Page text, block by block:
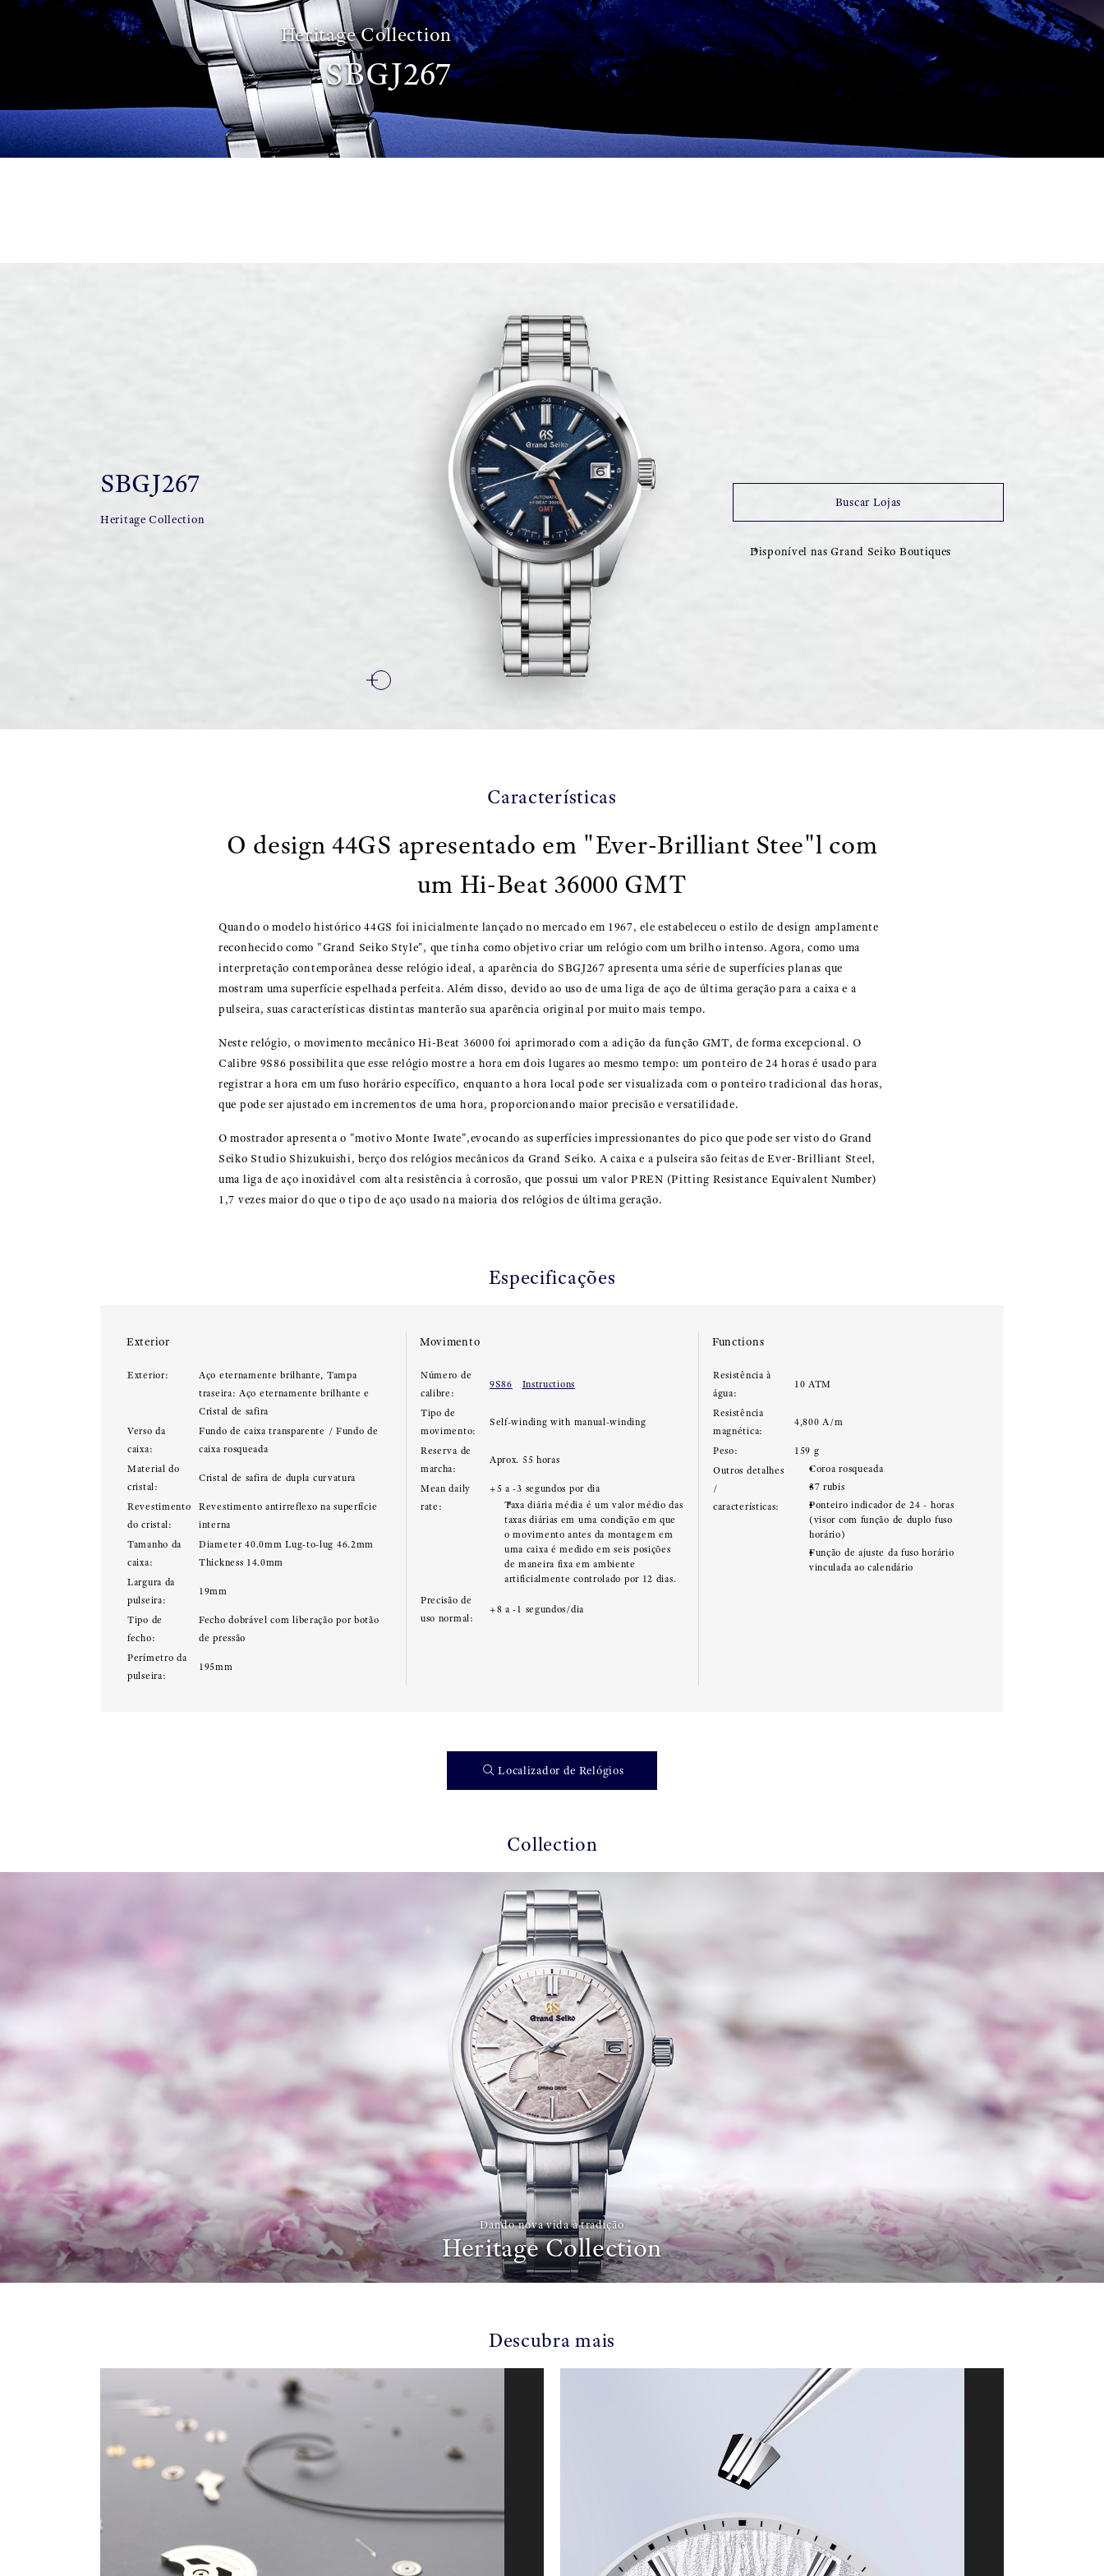
Heritage Collection
SBGJ267
SBGJ267
Heritage Collection
Buscar Lojas
Disponível nas Grand Seiko Boutiques
Características
O design 44GS apresentado em "Ever-Brilliant Stee"l com
um Hi-Beat 36000 GMT
Quando o modelo histórico 44GS foi inicialmente lançado no mercado em 1967, ele estabeleceu o estilo de design amplamente
reconhecido como "Grand Seiko Style", que tinha como objetivo criar um relógio com um brilho intenso. Agora, como uma
interpretação contemporânea desse relógio ideal, a aparência do SBGJ267 apresenta uma série de superfícies planas que
mostram uma superfície espelhada perfeita. Além disso, devido ao uso de uma liga de aço de última geração para a caixa e a
pulseira, suas características distintas manterão sua aparência original por muito mais tempo.
Neste relógio, o movimento mecânico Hi-Beat 36000 foi aprimorado com a adição da função GMT, de forma excepcional. O
Calibre 9S86 possibilita que esse relógio mostre a hora em dois lugares ao mesmo tempo: um ponteiro de 24 horas é usado para
registrar a hora em um fuso horário específico, enquanto a hora local pode ser visualizada com o ponteiro tradicional das horas,
que pode ser ajustado em incrementos de uma hora, proporcionando maior precisão e versatilidade.
O mostrador apresenta o "motivo Monte Iwate",evocando as superfícies impressionantes do pico que pode ser visto do Grand
Seiko Studio Shizukuishi, berço dos relógios mecânicos da Grand Seiko. A caixa e a pulseira são feitas de Ever-Brilliant Steel,
uma liga de aço inoxidável com alta resistência à corrosão, que possui um valor PREN (Pitting Resistance Equivalent Number)
1,7 vezes maior do que o tipo de aço usado na maioria dos relógios de última geração.
Especificações
Exterior
Exterior:
Aço eternamente brilhante, Tampa
traseira: Aço eternamente brilhante e
Cristal de safira
Verso da
caixa:
Fundo de caixa transparente / Fundo de
caixa rosqueada
Material do
cristal:
Cristal de safira de dupla curvatura
Revestimento
do cristal:
Revestimento antirreflexo na superfície
interna
Tamanho da
caixa:
Diameter 40.0mm Lug-to-lug 46.2mm
Thickness 14.0mm
Largura da
pulseira:
19mm
Tipo de
fecho:
Fecho dobrável com liberação por botão
de pressão
Perímetro da
pulseira:
195mm
Movimento
Número de
calibre:
9S86 Instructions
Tipo de
movimento:
Self-winding with manual-winding
Reserva de
marcha:
Aprox. 55 horas
Mean daily
rate:
+5 a -3 segundos por dia
Taxa diária média é um valor médio das
taxas diárias em uma condição em que
o movimento antes da montagem em
uma caixa é medido em seis posições
de maneira fixa em ambiente
artificialmente controlado por 12 dias.
Precisão de
uso normal:
+8 a -1 segundos/dia
Functions
Resistência à
água:
10 ATM
Resistência
magnética:
4,800 A/m
Peso:
159 g
Outros detalhes
/
características:
Coroa rosqueada
37 rubis
Ponteiro indicador de 24 - horas
(visor com função de duplo fuso
horário)
Função de ajuste da fuso horário
vinculada ao calendário
Localizador de Relógios
Collection
Dando nova vida à tradição
Heritage Collection
Descubra mais